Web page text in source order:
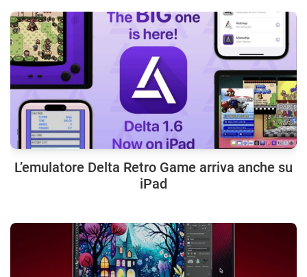
L’emulatore Delta Retro Game arriva anche su
iPad